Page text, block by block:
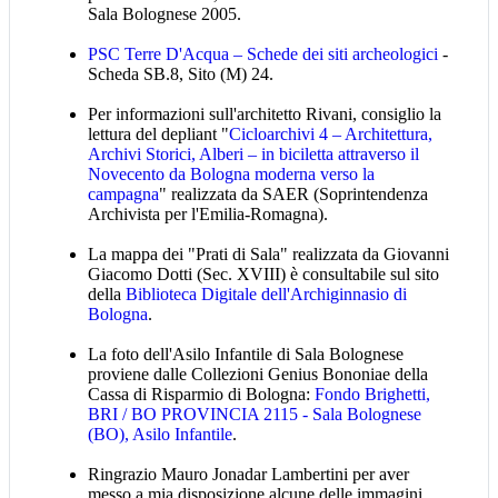
Sala Bolognese 2005.
PSC Terre D'Acqua – Schede dei siti archeologici -
Scheda SB.8, Sito (M) 24.
Per informazioni sull'architetto Rivani, consiglio la
lettura del depliant "Cicloarchivi 4 – Architettura,
Archivi Storici, Alberi – in biciletta attraverso il
Novecento da Bologna moderna verso la
campagna" realizzata da SAER (Soprintendenza
Archivista per l'Emilia-Romagna).
La mappa dei "Prati di Sala" realizzata da Giovanni
Giacomo Dotti (Sec. XVIII) è consultabile sul sito
della Biblioteca Digitale dell'Archiginnasio di
Bologna.
La foto dell'Asilo Infantile di Sala Bolognese
proviene dalle Collezioni Genius Bononiae della
Cassa di Risparmio di Bologna: Fondo Brighetti,
BRI / BO PROVINCIA 2115 - Sala Bolognese
(BO), Asilo Infantile.
Ringrazio Mauro Jonadar Lambertini per aver